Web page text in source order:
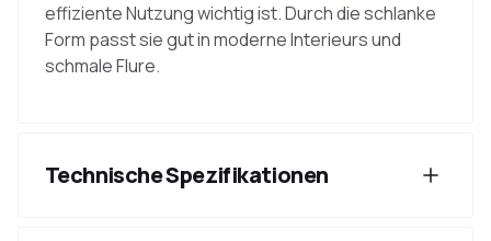
effiziente Nutzung wichtig ist. Durch die schlanke
Form passt sie gut in moderne Interieurs und
schmale Flure.
Technische Spezifikationen